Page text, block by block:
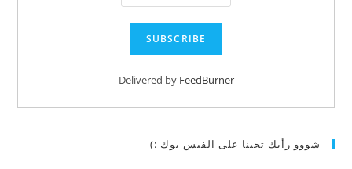
Delivered by FeedBurner
شووو رأيك تحبنا على الفيس بوك :)